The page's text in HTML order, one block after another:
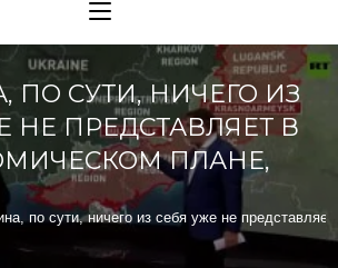
ПО СУТИ, НИЧЕГО ИЗ
НЕ ПРЕДСТАВЛЯЕТ В
ПЛАНЕ,
по сути, ничего из себя уже не